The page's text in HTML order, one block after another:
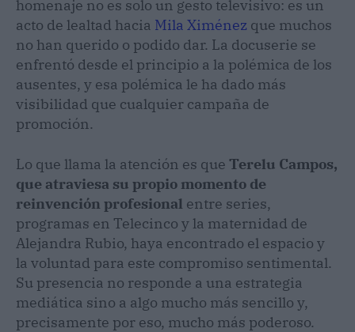
homenaje no es solo un gesto televisivo: es un
acto de lealtad hacia Mila Ximénez que muchos
no han querido o podido dar. La docuserie se
enfrentó desde el principio a la polémica de los
ausentes, y esa polémica le ha dado más
visibilidad que cualquier campaña de
promoción.
Lo que llama la atención es que Terelu Campos,
que atraviesa su propio momento de
reinvención profesional entre series,
programas en Telecinco y la maternidad de
Alejandra Rubio, haya encontrado el espacio y
la voluntad para este compromiso sentimental.
Su presencia no responde a una estrategia
mediática sino a algo mucho más sencillo y,
precisamente por eso, mucho más poderoso.